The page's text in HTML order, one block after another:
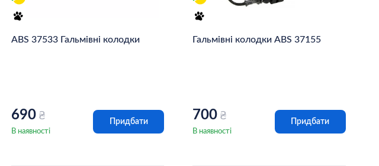
ABS 37533 Гальмівні колодки
690 ₴
В наявності
Придбати
Гальмівні колодки ABS 37155
700 ₴
В наявності
Придбати